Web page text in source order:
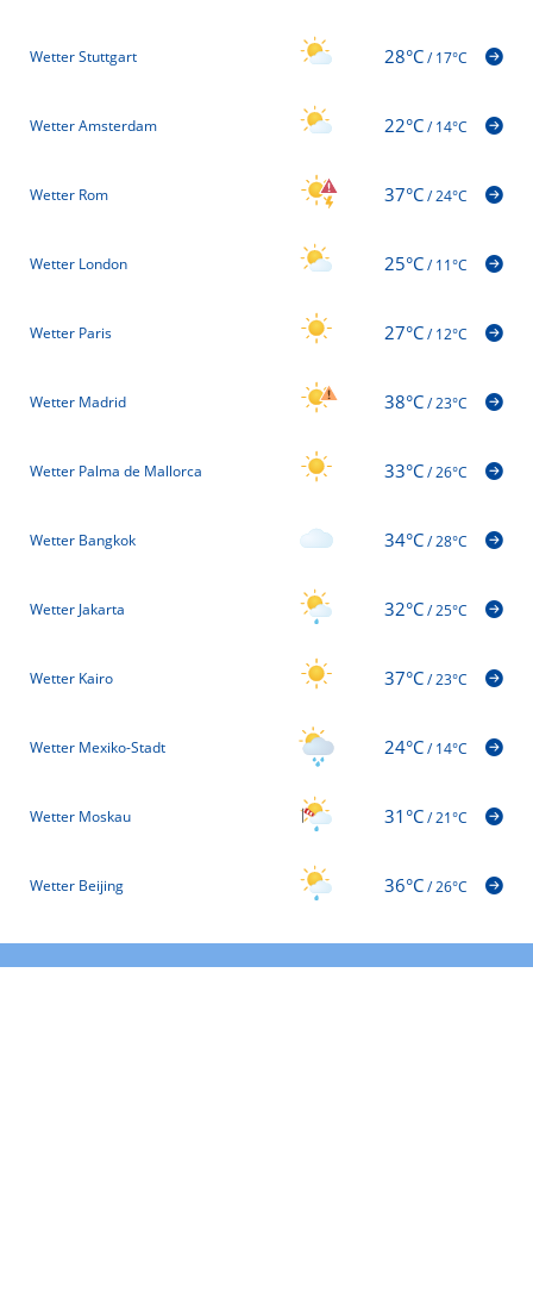
Wetter Stuttgart 28°C/17°C
Wetter Amsterdam 22°C/14°C
Wetter Rom 37°C/24°C
Wetter London 25°C/11°C
Wetter Paris 27°C/12°C
Wetter Madrid 38°C/23°C
Wetter Palma de Mallorca 33°C/26°C
Wetter Bangkok 34°C/28°C
Wetter Jakarta 32°C/25°C
Wetter Kairo 37°C/23°C
Wetter Mexiko-Stadt 24°C/14°C
Wetter Moskau 31°C/21°C
Wetter Beijing 36°C/26°C